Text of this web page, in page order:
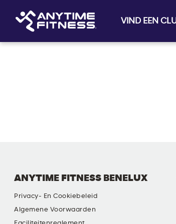
VIND EEN
ANYTIME FITNESS BENELUX
Privacy- En Cookiebeleid
Algemene Voorwaarden